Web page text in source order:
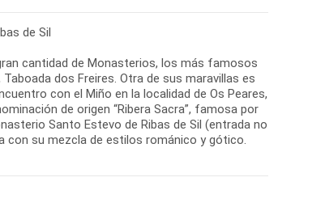
de Sil
cantidad de Monasterios, los más famosos
dos Freires. Otra de sus maravillas es
con el Miño en la localidad de Os Peares,
de origen “Ribera Sacra”, famosa por
Santo Estevo de Ribas de Sil (entrada no
con su mezcla de estilos románico y gótico.